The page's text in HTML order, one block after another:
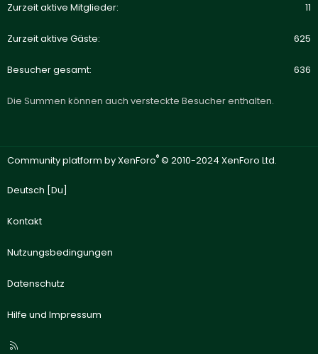
Zurzeit aktive Mitglieder 11
Zurzeit aktive Gäste 625
Besucher gesamt 636
Die Summen können auch versteckte Besucher enthalten.
Community platform by XenForo® © 2010-2024 XenForo Ltd.
Deutsch [Du]
Kontakt
Nutzungsbedingungen
Datenschutz
Hilfe und Impressum
R